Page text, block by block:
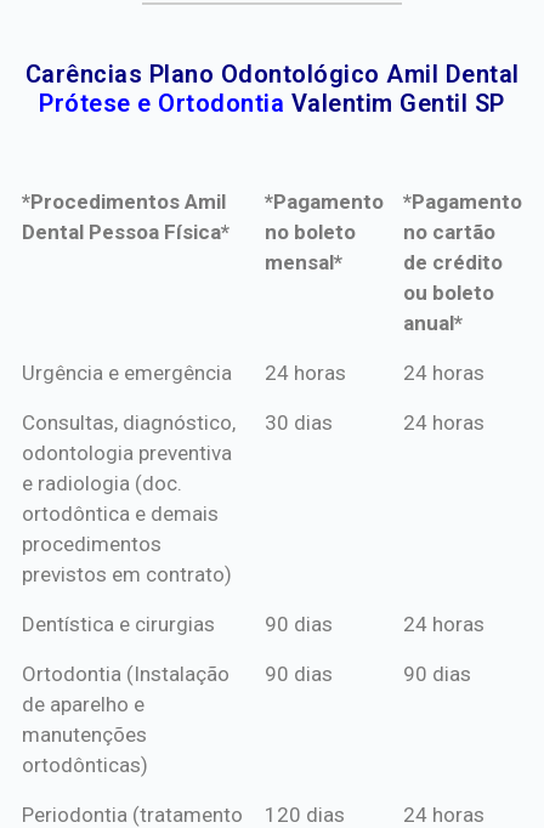
Carências Plano Odontológico Amil Dental
Prótese e Ortodontia Valentim Gentil SP
*Procedimentos Amil
Dental Pessoa Física*
*Pagamento
no boleto
mensal*
*Pagamento
no cartão
de crédito
ou boleto
anual*
*Procedimentos Amil
*Pagamento
mensal*
*Pagamento
de crédito
Urgência e emergência 24 horas 24 horas
Consultas, diagnóstico,
odontologia preventiva
e radiologia (doc.
ortodôntica e demais
procedimentos
previstos em contrato)
30 dias 24 horas
Dentística e cirurgias 90 dias 24 horas
Ortodontia (Instalação
de aparelho e
manutenções
ortodônticas)
90 dias 90 dias
Periodontia (tratamento
120 dias 24 horas